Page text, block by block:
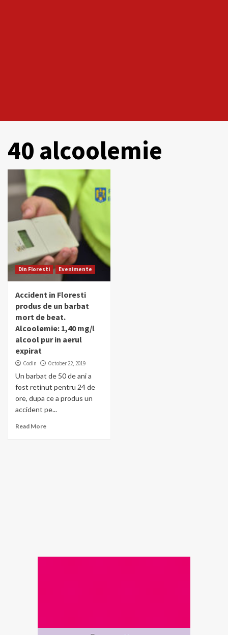
40 alcoolemie
Din Floresti Evenimente
Accident in Floresti
produs de un barbat
mort de beat.
Alcoolemie: 1,40 mg/l
alcool pur in aerul
expirat
Codin October 22, 2019
Un barbat de 50 de ani a
fost retinut pentru 24 de
ore, dupa ce a produs un
accident pe...
Read More